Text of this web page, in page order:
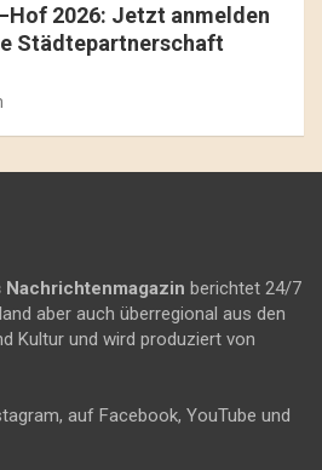
2026: Jetzt anmelden
Städtepartnerschaft
Nachrichtenmagazin berichtet 24/7
aber auch überregional aus den
Kultur und wird produziert von
auf Facebook, YouTube und